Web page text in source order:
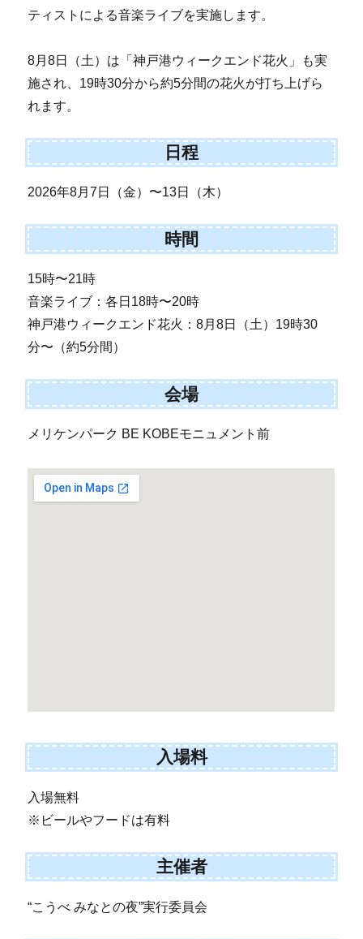
ティストによる音楽ライブを実施します。
8月8日（土）は「神戸港ウィークエンド花火」も実
施され、19時30分から約5分間の花火が打ち上げら
れます。
日程
2026年8月7日（金）〜13日（木）
時間
15時〜21時
音楽ライブ：各日18時〜20時
神戸港ウィークエンド花火：8月8日（土）19時30
分〜（約5分間）
会場
メリケンパーク BE KOBEモニュメント前
入場料
入場無料
※ビールやフードは有料
主催者
“こうべ みなとの夜”実行委員会